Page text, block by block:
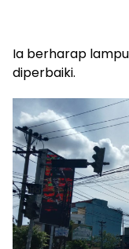
Ia berharap
diperbaiki.